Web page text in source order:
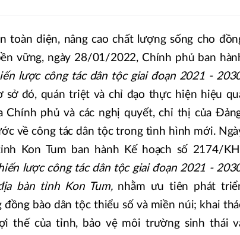
toàn diện, nâng cao chất lượng sống cho
vững, ngày 28/01/2022, Chính phủ ban
lược công tác dân tộc giai đoạn 2021 -
sở đó, quán triệt và chỉ đạo thực hiện hiệu
Chính phủ và các nghị quyết, chỉ thị của
về công tác dân tộc trong tình hình mới.
Kon Tum ban hành Kế hoạch số 2174/
lược công tác dân tộc giai đoạn 2021 -
bàn tỉnh Kon Tum,nhằm ưu tiên phát
bào dân tộc thiểu số và miền núi; khai
thế của tỉnh, bảo vệ môi trường sinh thái